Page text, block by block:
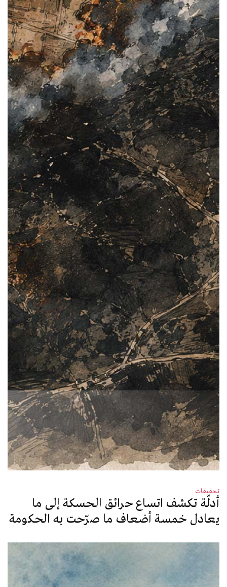
تحقيقات
أدلّة تكشف اتساع حرائق الحسكة إلى ما
يعادل خمسة أضعاف ما صرّحت به الحكومة